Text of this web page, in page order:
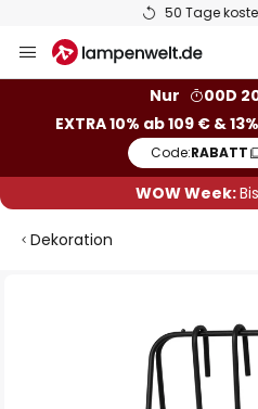
50 Tage
Inhalt
Nur
00D
EXTRA 10% ab 109 € &
Code:RABATT
WOW Week:
Dekoration